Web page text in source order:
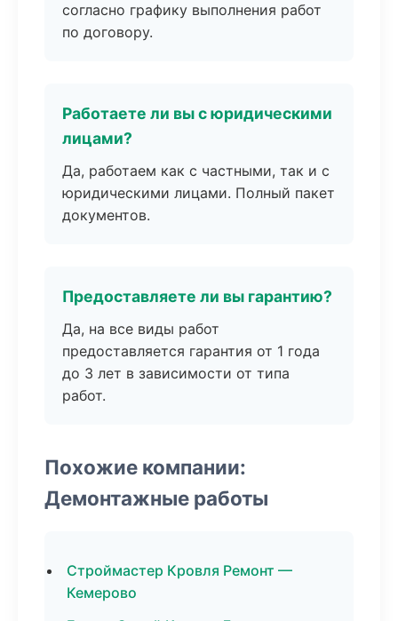
согласно графику выполнения работ
по договору.
Работаете ли вы с юридическими
лицами?
Да, работаем как с частными, так и с
юридическими лицами. Полный пакет
документов.
Предоставляете ли вы гарантию?
Да, на все виды работ
предоставляется гарантия от 1 года
до 3 лет в зависимости от типа
работ.
Похожие компании:
Демонтажные работы
Строймастер Кровля Ремонт —
Кемерово